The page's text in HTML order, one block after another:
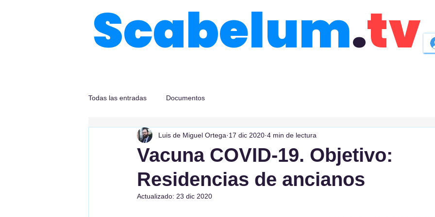
Scabelum.tv
Todas las entradas Documentos
Vacuna COVID-19. Objetivo:
Residencias de ancianos
Luis de Miguel Ortega 17 dic 2020 4 min de lectura
Actualizado: 23 dic 2020